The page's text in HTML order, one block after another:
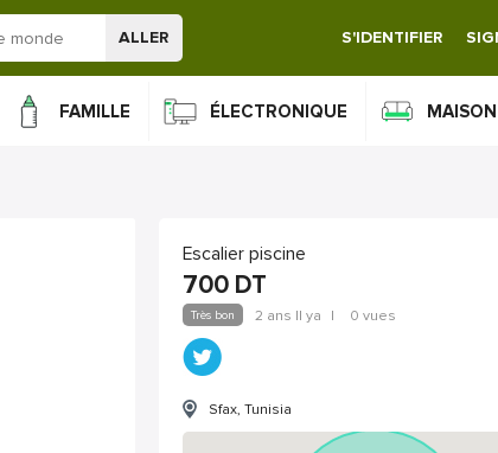
ALLER S'IDENTIFIER
FAMILLE ÉLECTRONIQUE
Escalier piscine
700 DT
Très bon 2 ans Il ya | 0 vues
Sfax, Tunisia